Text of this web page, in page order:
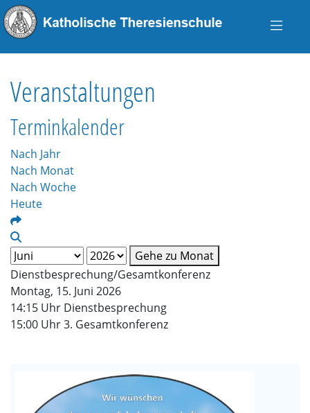
Veranstaltungen
Terminkalender
Nach Jahr
Nach Monat
Nach Woche
Heute
Gehe zu Monat
Dienstbesprechung/Gesamtkonferenz
Montag, 15. Juni 2026
14:15 Uhr Dienstbesprechung
15:00 Uhr 3. Gesamtkonferenz